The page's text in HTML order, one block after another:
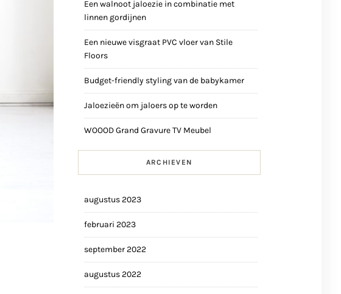
Een walnoot jaloezie in combinatie met
linnen gordijnen
Een nieuwe visgraat PVC vloer van Stile
Floors
Budget-friendly styling van de babykamer
Jaloezieën om jaloers op te worden
WOOOD Grand Gravure TV Meubel
ARCHIEVEN
augustus 2023
februari 2023
september 2022
augustus 2022